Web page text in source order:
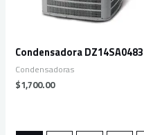
Condensadora DZ14SA0483
Condensadoras
$1,700.00